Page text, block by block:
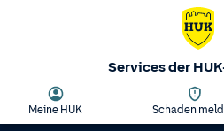
Services der
Meine HUK Schaden